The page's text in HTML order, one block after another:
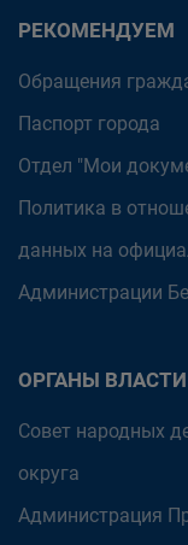
РЕКОМЕНДУЕМ
Обращения
Паспорт города
Отдел "Мои
Политика в
данных на
Администрации
ОРГАНЫ ВЛАСТИ
Совет народных
округа
Администрация